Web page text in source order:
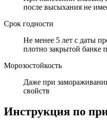
после высыхания не
Срок годности
Не менее 5 лет с даты
плотно закрытой банке
Морозостойкость
Даже при
свойств
Инструкция по